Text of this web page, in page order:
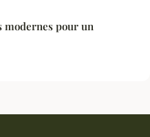
modernes pour un